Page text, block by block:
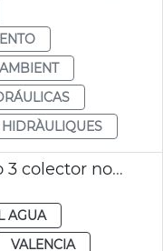
HIDRÀULIQUES
Convenio limpieza tramo 3 colector norte València
AGUA
VALENCIA